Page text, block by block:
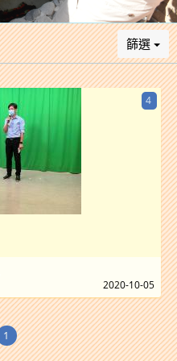
篩選
4
2020-10-05
1